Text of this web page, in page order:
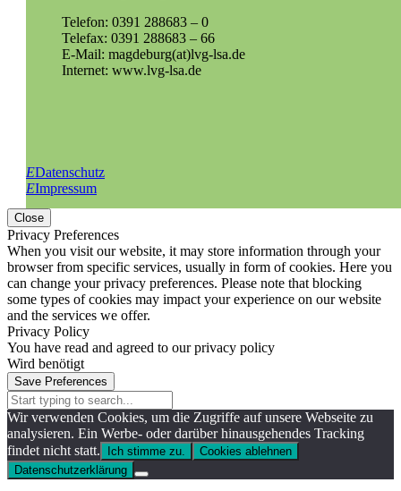
Telefon: 0391 288683 – 0
Telefax: 0391 288683 – 66
E-Mail: magdeburg(at)lvg-lsa.de
Internet: www.lvg-lsa.de
EDatenschutz
EImpressum
Close
Privacy Preferences
When you visit our website, it may store information through your
browser from specific services, usually in form of cookies. Here you
can change your privacy preferences. Please note that blocking
some types of cookies may impact your experience on our website
and the services we offer.
Privacy Policy
You have read and agreed to our privacy policy
Wird benötigt
Save Preferences
Wir verwenden Cookies, um die Zugriffe auf unsere Webseite zu
analysieren. Ein Werbe- oder darüber hinausgehendes Tracking
findet nicht statt.
Ich stimme zu.
Cookies ablehnen
Datenschutzerklärung